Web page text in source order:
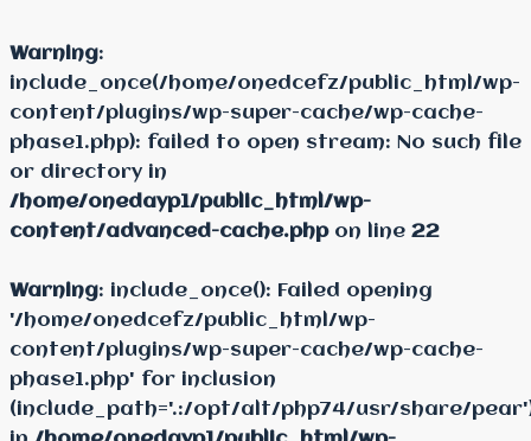
Warning:
include_once(/home/onedcefz/public_html/wp-
content/plugins/wp-super-cache/wp-cache-
phase1.php): failed to open stream: No such file
or directory in
/home/onedayp1/public_html/wp-
content/advanced-cache.phpon line 22
Warning: include_once(): Failed opening
'/home/onedcefz/public_html/wp-
content/plugins/wp-super-cache/wp-cache-
phase1.php' for inclusion
(include_path='.:/opt/alt/php74/usr/share/